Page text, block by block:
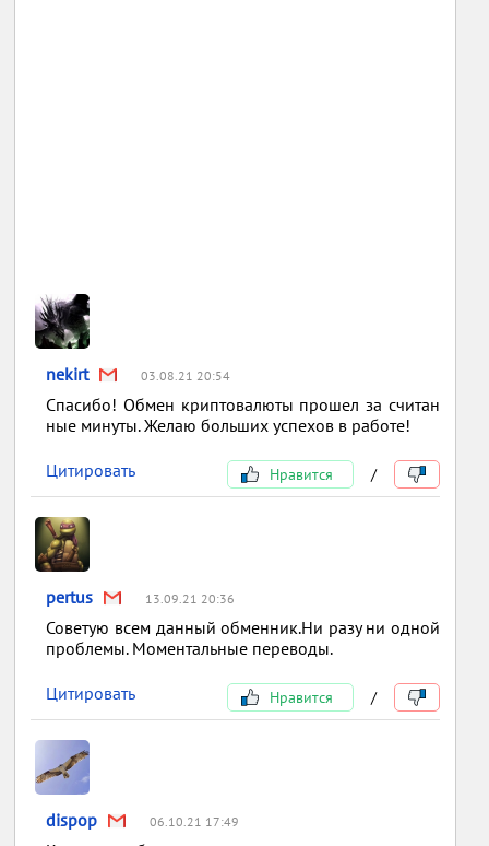
nekirt 03.08.21 20:54
Спасибо! Обмен криптовалюты прошел за считан
ные минуты. Желаю больших успехов в работе!
Цитировать Нравится /
pertus 13.09.21 20:36
Советую всем данный обменник.Ни разу ни одной
проблемы. Моментальные переводы.
Цитировать Нравится /
dispop 06.10.21 17:49